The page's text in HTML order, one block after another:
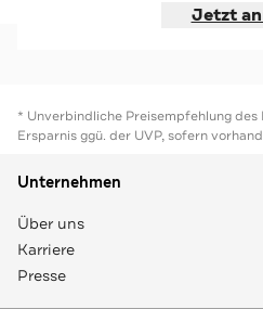
Jetzt
* Unverbindliche Preisempfehlung
Ersparnis ggü. der UVP, sofern
Unternehmen
Über uns
Karriere
Presse